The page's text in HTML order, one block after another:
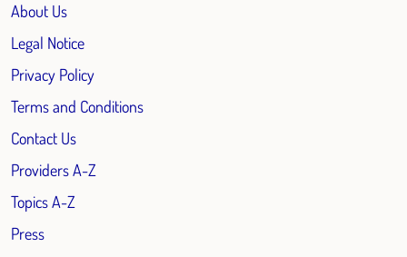
About Us
Legal Notice
Privacy Policy
Terms and Conditions
Contact Us
Providers A-Z
Topics A-Z
Press